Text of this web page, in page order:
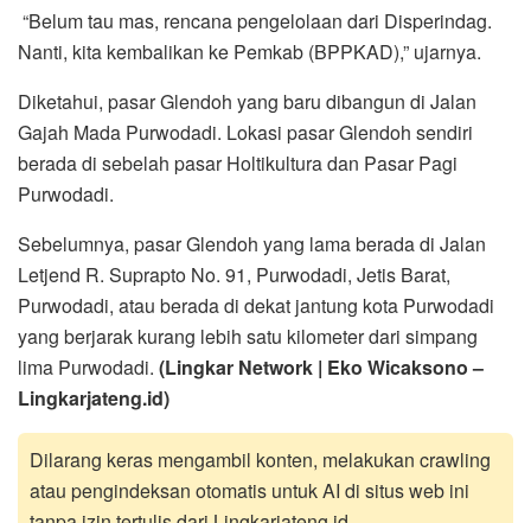
“Belum tau mas, rencana pengelolaan dari Disperindag.
Nanti, kita kembalikan ke Pemkab (BPPKAD),” ujarnya.
Diketahui, pasar Glendoh yang baru dibangun di Jalan
Gajah Mada Purwodadi. Lokasi pasar Glendoh sendiri
berada di sebelah pasar Holtikultura dan Pasar Pagi
Purwodadi.
Sebelumnya, pasar Glendoh yang lama berada di Jalan
Letjend R. Suprapto No. 91, Purwodadi, Jetis Barat,
Purwodadi, atau berada di dekat jantung kota Purwodadi
yang berjarak kurang lebih satu kilometer dari simpang
lima Purwodadi. (Lingkar Network | Eko Wicaksono –
Lingkarjateng.id)
Dilarang keras mengambil konten, melakukan crawling
atau pengindeksan otomatis untuk AI di situs web ini